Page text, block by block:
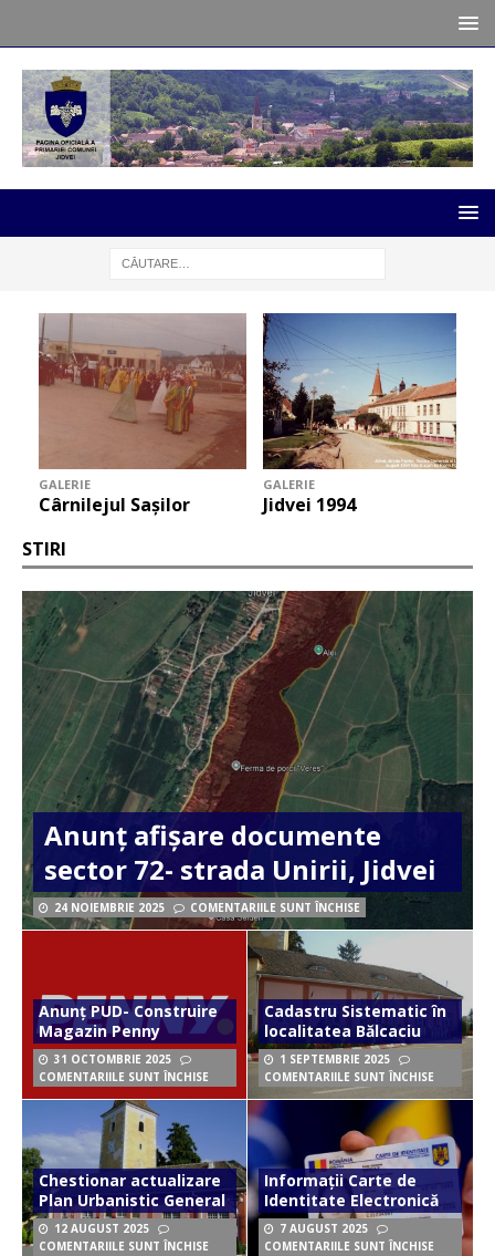
GALERIE
Cârnilejul Sașilor
GALERIE
Jidvei 1994
STIRI
Anunț afișare documente
sector 72- strada Unirii, Jidvei
24 NOIEMBRIE 2025 COMENTARIILE SUNT ÎNCHISE
Anunț PUD- Construire
Magazin Penny
31 OCTOMBRIE 2025
COMENTARIILE SUNT ÎNCHISE
Cadastru Sistematic în
localitatea Bălcaciu
1 SEPTEMBRIE 2025
COMENTARIILE SUNT ÎNCHISE
Chestionar actualizare
Plan Urbanistic General
12 AUGUST 2025
COMENTARIILE SUNT ÎNCHISE
Informații Carte de
Identitate Electronică
7 AUGUST 2025
COMENTARIILE SUNT ÎNCHISE